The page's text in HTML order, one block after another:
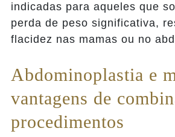
indicadas para aqueles que
perda de peso significativa,
flacidez nas mamas ou no
Abdominoplastia e
vantagens de
procedimentos